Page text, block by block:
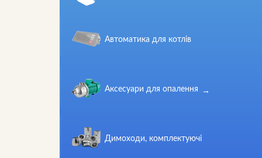
Автоматика для котлів
Аксесуари для опалення
Димоходи, комплектуючі